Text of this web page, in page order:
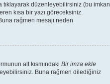
tıklayarak düzenleyebilirsiniz (bu imkan
kısa bir yazı göreceksiniz.
rağmen mesajı neden
alt kısmındaki Bir imza ekle
Buna rağmen dilediğiniz